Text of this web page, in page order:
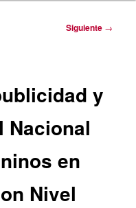
Siguiente →
y
Nacional
en
Nivel